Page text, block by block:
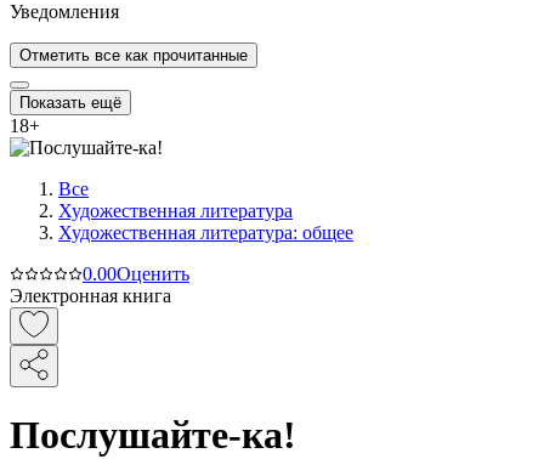
Уведомления
Отметить все как прочитанные
Показать ещё
18+
Все
Художественная литература
Художественная литература: общее
0.00Оценить
Электронная книга
Послушайте-ка!